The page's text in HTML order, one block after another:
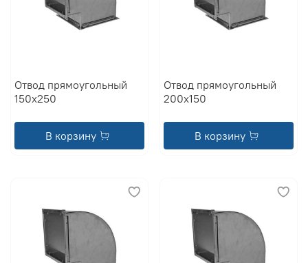
Отвод прямоугольный
150x250
В корзину
Отвод прямоугольный
200x150
В корзину